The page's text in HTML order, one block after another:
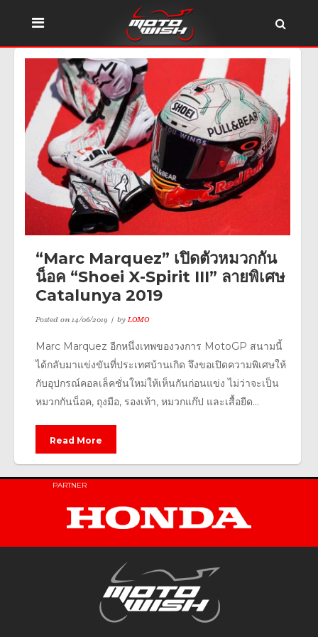
“Marc Marquez” เปิดตัวหมวกกัน
น็อค “Shoei X-Spirit III” ลายพิเศษ
Catalunya 2019
Posted on14/06/2019 byLOMO
Marc Marquez อีกหนึ่งเทพของวงการ MotoGP สนามนี้
ได้กลับมาแข่งขันที่ประเทศบ้านเกิด จึงขอเปิดความพิเศษให้
กับอุปกรณ์คอลเล็คชั่นใหม่ให้เห็นกันก่อนแข่ง ไม่ว่าจะเป็น
หมวกกันน็อค, ถุงมือ, รองเท้า, หมวกแก๊ป และเสื้อยืด...
Read More
PARTNER